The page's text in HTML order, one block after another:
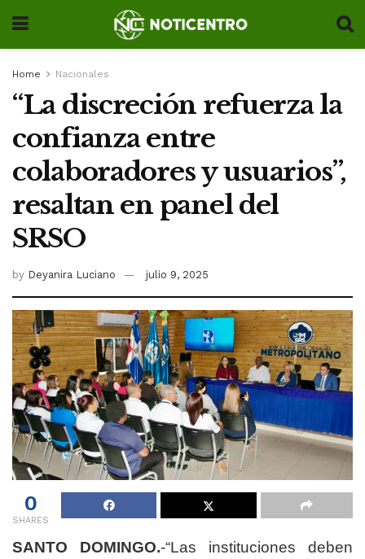
Home Nacionales
“La discreción refuerza la
confianza entre
colaboradores y usuarios”,
resaltan en panel del
SRSO
by Deyanira Luciano julio 9, 2025
0
SHARES
SANTO DOMINGO.-“Las instituciones deben